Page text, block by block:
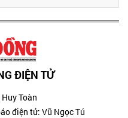
ĐIỆN TỬ
Toàn
điện tử: Vũ Ngọc Tú